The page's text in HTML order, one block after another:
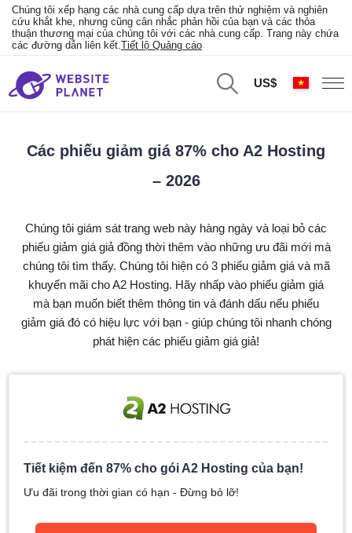
Chúng tôi xếp hạng các nhà cung cấp dựa trên thử nghiệm và nghiên
cứu khắt khe, nhưng cũng cân nhắc phản hồi của bạn và các thỏa
thuận thương mại của chúng tôi với các nhà cung cấp. Trang này chứa
các đường dẫn liên kết.Tiết lộ Quảng cáo
US$
Các phiếu giảm giá 87% cho A2 Hosting
– 2026
Chúng tôi giám sát trang web này hàng ngày và loại bỏ các
phiếu giảm giá giả đồng thời thêm vào những ưu đãi mới mà
chúng tôi tìm thấy. Chúng tôi hiện có 3 phiếu giảm giá và mã
khuyến mãi cho A2 Hosting. Hãy nhấp vào phiếu giảm giá
mà bạn muốn biết thêm thông tin và đánh dấu nếu phiếu
giảm giá đó có hiệu lực với bạn - giúp chúng tôi nhanh chóng
phát hiện các phiếu giảm giá giả!
Tiết kiệm đến 87% cho gói A2 Hosting của bạn!
Ưu đãi trong thời gian có hạn - Đừng bỏ lỡ!